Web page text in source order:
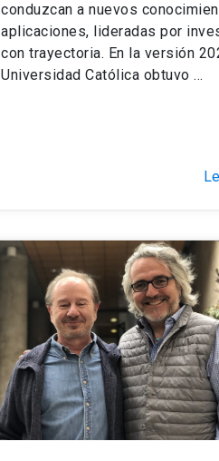
conduzcan a nuevos
aplicaciones, lideradas por
con trayectoria. En la versión
Universidad Católica obtuvo …